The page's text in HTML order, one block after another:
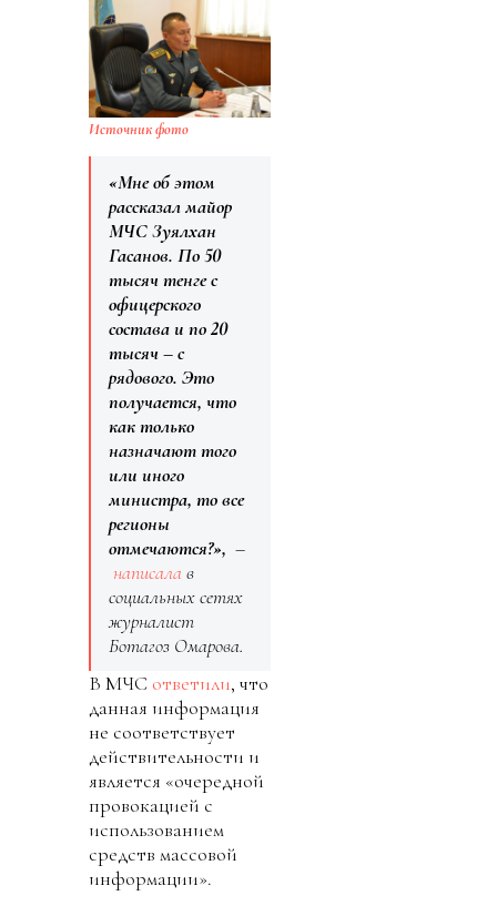
Источник фото
«Мне об этом
рассказал майор
МЧС Зуялхан
Гасанов. По 50
тысяч тенге с
офицерского
состава и по 20
тысяч – с
рядового. Это
получается, что
как только
назначают того
или иного
министра, то все
регионы
отмечаются?», –
написала в
социальных сетях
журналист
Ботагоз Омарова.
В МЧС ответили, что
данная информация
не соответствует
действительности и
является «очередной
провокацией с
использованием
средств массовой
информации».